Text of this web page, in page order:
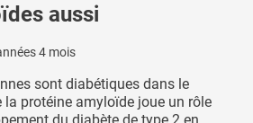
aussi
4 mois
sont diabétiques dans le
la protéine amyloïde joue un rôle